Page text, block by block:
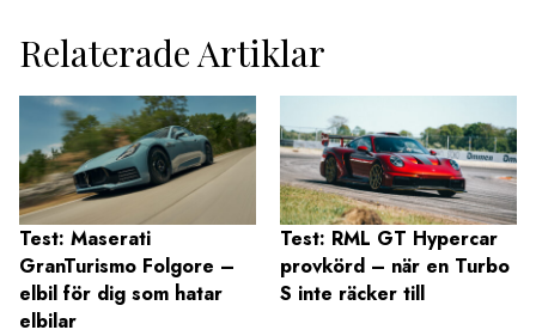
Relaterade Artiklar
Test: Maserati
GranTurismo Folgore –
elbil för dig som hatar
elbilar
Test: RML GT Hypercar
provkörd – när en Turbo
S inte räcker till